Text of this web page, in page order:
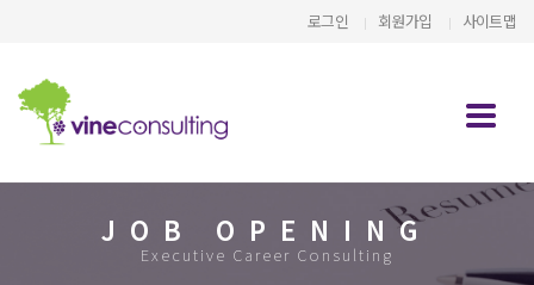
로그인 회원가입 사이트맵
JOB OPENING
Executive Career Consulting